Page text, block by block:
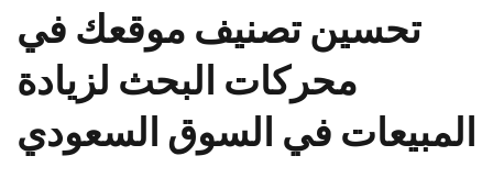
تحسين تصنيف موقعك في
محركات البحث لزيادة
المبيعات في السوق السعودي